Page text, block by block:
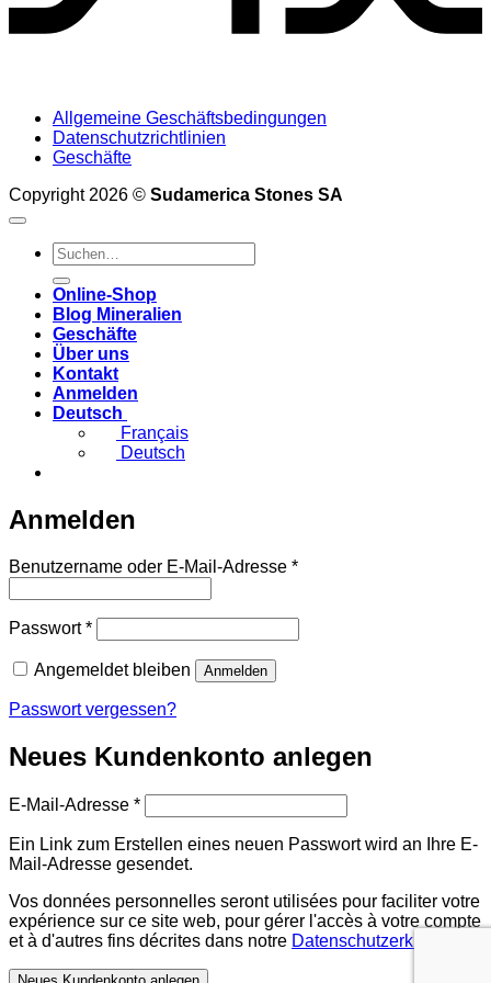
Allgemeine Geschäftsbedingungen
Datenschutzrichtlinien
Geschäfte
Copyright 2026 © Sudamerica Stones SA
Suche
nach:
Online-Shop
Blog Mineralien
Geschäfte
Über uns
Kontakt
Anmelden
Deutsch
Français
Deutsch
Anmelden
Benutzername oder E-Mail-Adresse *Erforderlich
Passwort*Erforderlich
Angemeldet bleiben Anmelden
Passwort vergessen?
Neues Kundenkonto anlegen
E-Mail-Adresse *Erforderlich
Ein Link zum Erstellen eines neuen Passwort wird an Ihre E-
Mail-Adresse gesendet.
Vos données personnelles seront utilisées pour faciliter votre
expérience sur ce site web, pour gérer l'accès à votre compte
et à d'autres fins décrites dans notre Datenschutzerklärung